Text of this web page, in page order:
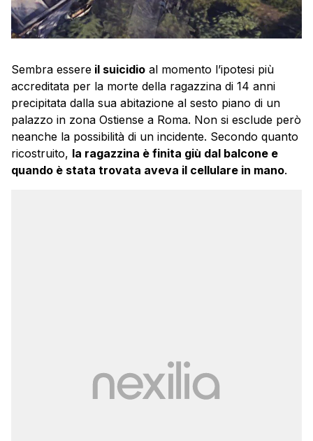
Sembra essere il suicidio al momento l’ipotesi più
accreditata per la morte della ragazzina di 14 anni
precipitata dalla sua abitazione al sesto piano di un
palazzo in zona Ostiense a Roma. Non si esclude però
neanche la possibilità di un incidente. Secondo quanto
ricostruito, la ragazzina è finita giù dal balcone e
quando è stata trovata aveva il cellulare in mano.